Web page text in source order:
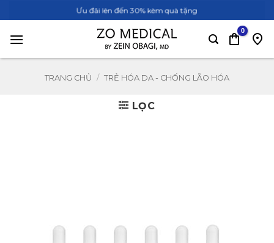
qua
nội
Ưu đãi lên đến 30% kèm quà tặng
TRANG CHỦ / TRẺ HÓA DA - CHỐNG LÃO HÓA
LỌC